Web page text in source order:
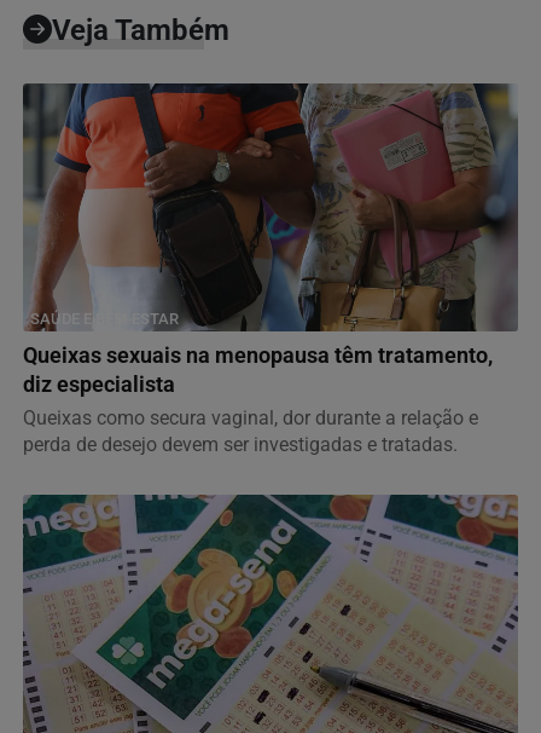
Veja Também
SAÚDE E BEM-ESTAR
Queixas sexuais na menopausa têm tratamento,
diz especialista
Queixas como secura vaginal, dor durante a relação e
perda de desejo devem ser investigadas e tratadas.